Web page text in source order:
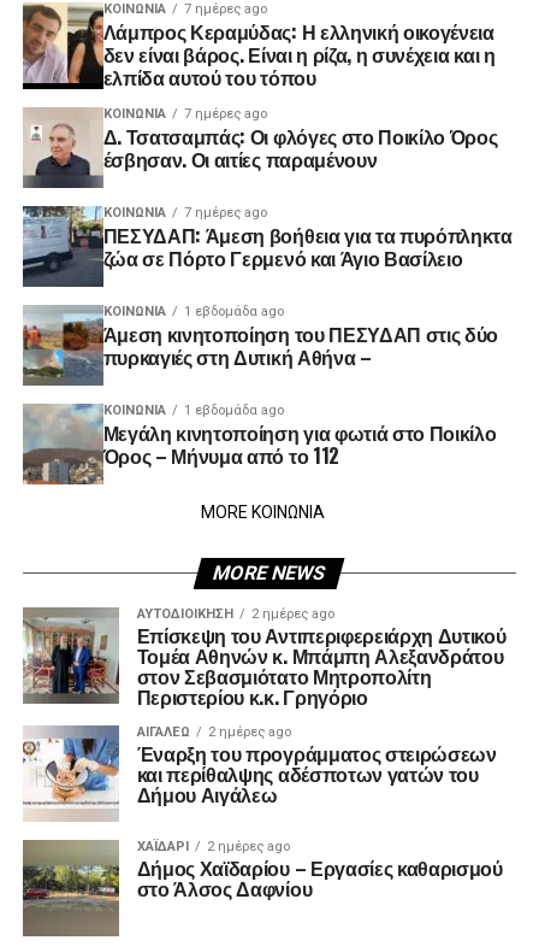
ΚΟΙΝΩΝΊΑ 7 ημέρες ago
Λάμπρος Κεραμύδας: Η ελληνική οικογένεια
δεν είναι βάρος. Είναι η ρίζα, η συνέχεια και η
ελπίδα αυτού του τόπου
ΚΟΙΝΩΝΊΑ 7 ημέρες ago
Δ. Τσατσαμπάς: Οι φλόγες στο Ποικίλο Όρος
έσβησαν. Οι αιτίες παραμένουν
ΚΟΙΝΩΝΊΑ 7 ημέρες ago
ΠΕΣΥΔΑΠ: Άμεση βοήθεια για τα πυρόπληκτα
ζώα σε Πόρτο Γερμενό και Άγιο Βασίλειο
ΚΟΙΝΩΝΊΑ 1 εβδομάδα ago
Άμεση κινητοποίηση του ΠΕΣΥΔΑΠ στις δύο
πυρκαγιές στη Δυτική Αθήνα –
ΚΟΙΝΩΝΊΑ 1 εβδομάδα ago
Μεγάλη κινητοποίηση για φωτιά στο Ποικίλο
Όρος – Μήνυμα από το 112
MORE ΚΟΙΝΩΝΙΑ
MORE NEWS
ΑΥΤΟΔΙΟΊΚΗΣΗ 2 ημέρες ago
Επίσκεψη του Αντιπεριφερειάρχη Δυτικού
Τομέα Αθηνών κ. Μπάμπη Αλεξανδράτου
στον Σεβασμιότατο Μητροπολίτη
Περιστερίου κ.κ. Γρηγόριο
ΑΙΓΑΛΕΩ 2 ημέρες ago
Έναρξη του προγράμματος στειρώσεων
και περίθαλψης αδέσποτων γατών του
Δήμου Αιγάλεω
ΧΑΪΔΑΡΙ 2 ημέρες ago
Δήμος Χαϊδαρίου – Εργασίες καθαρισμού
στο Άλσος Δαφνίου